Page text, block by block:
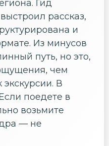
Гид
рассказ,
и
Из минусов
путь, но это,
чем
В
поедете в
возьмите
— не